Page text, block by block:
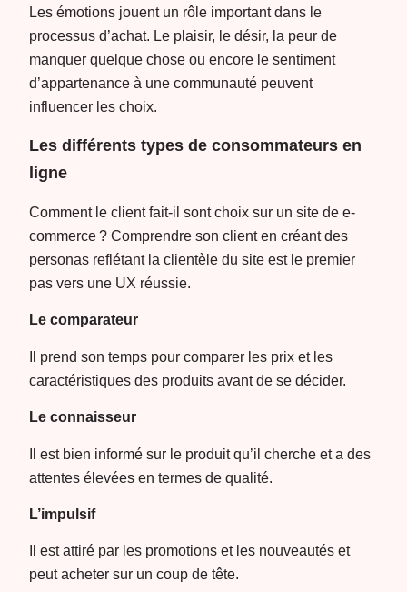
Les émotions jouent un rôle important dans le
processus d’achat. Le plaisir, le désir, la peur de
manquer quelque chose ou encore le sentiment
d’appartenance à une communauté peuvent
influencer les choix.
Les différents types de consommateurs en
ligne
Comment le client fait-il sont choix sur un site de e-
commerce ? Comprendre son client en créant des
personas reflétant la clientèle du site est le premier
pas vers une UX réussie.
Le comparateur
Il prend son temps pour comparer les prix et les
caractéristiques des produits avant de se décider.
Le connaisseur
Il est bien informé sur le produit qu’il cherche et a des
attentes élevées en termes de qualité.
L’impulsif
Il est attiré par les promotions et les nouveautés et
peut acheter sur un coup de tête.